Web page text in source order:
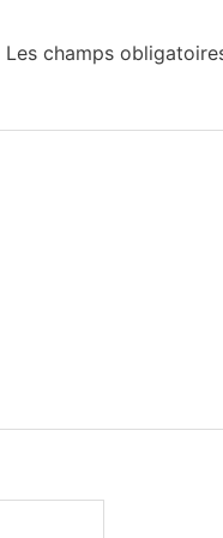
Les champs